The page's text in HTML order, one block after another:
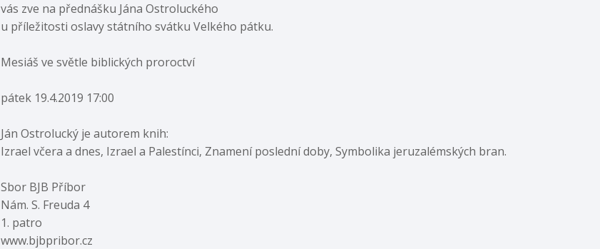
vás zve na přednášku Jána Ostroluckého
u příležitosti oslavy státního svátku Velkého pátku.
Mesiáš ve světle biblických proroctví
pátek 19.4.2019 17:00
Ján Ostrolucký je autorem knih:
Izrael včera a dnes, Izrael a Palestínci, Znamení poslední doby, Symbolika jeruzalémských bran.
Sbor BJB Příbor
Nám. S. Freuda 4
1. patro
www.bjbpribor.cz